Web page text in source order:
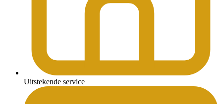
Uitstekende service